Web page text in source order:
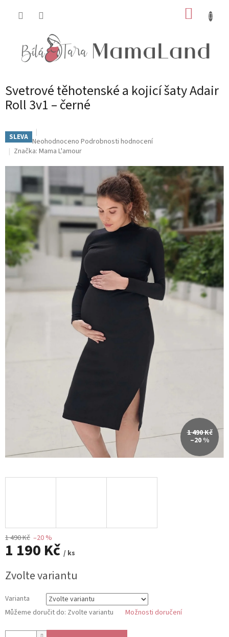
Svetrové těhotenské a kojicí šaty Adair
Roll 3v1 – černé
SLEVA Průměrné
hodnocení
0,0
z
5
hvězdiček.
Neohodnoceno Podrobnosti hodnocení
Značka: Mama L'amour
1 490 Kč
–20 %
1 490 Kč –20 %
1 190 Kč / ks
cena:
Zvolte variantu
Varianta
Můžeme doručit do: Zvolte variantu Možnosti doručení